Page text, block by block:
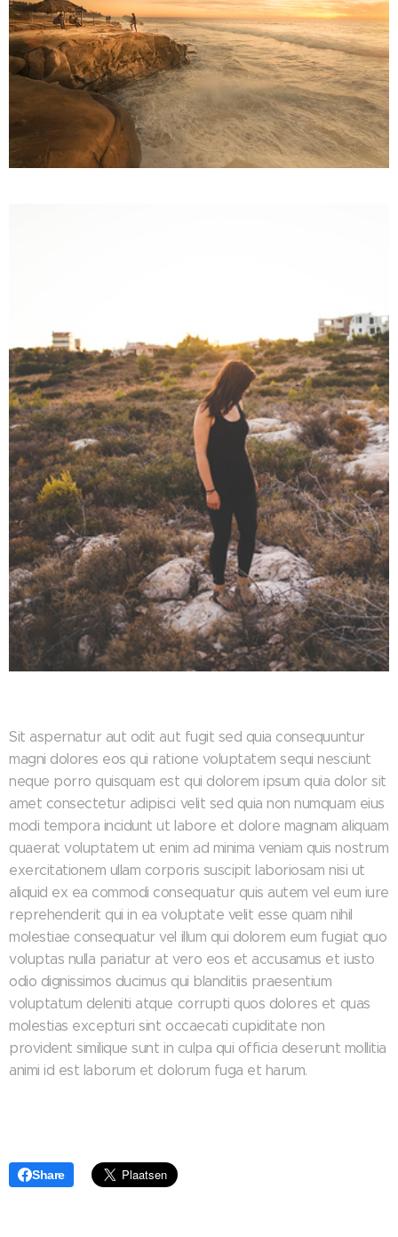
Sit aspernatur aut odit aut fugit sed quia consequuntur
magni dolores eos qui ratione voluptatem sequi nesciunt
neque porro quisquam est qui dolorem ipsum quia dolor sit
amet consectetur adipisci velit sed quia non numquam eius
modi tempora incidunt ut labore et dolore magnam aliquam
quaerat voluptatem ut enim ad minima veniam quis nostrum
exercitationem ullam corporis suscipit laboriosam nisi ut
aliquid ex ea commodi consequatur quis autem vel eum iure
reprehenderit qui in ea voluptate velit esse quam nihil
molestiae consequatur vel illum qui dolorem eum fugiat quo
voluptas nulla pariatur at vero eos et accusamus et iusto
odio dignissimos ducimus qui blanditiis praesentium
voluptatum deleniti atque corrupti quos dolores et quas
molestias excepturi sint occaecati cupiditate non
provident similique sunt in culpa qui officia deserunt mollitia
animi id est laborum et dolorum fuga et harum.
Share